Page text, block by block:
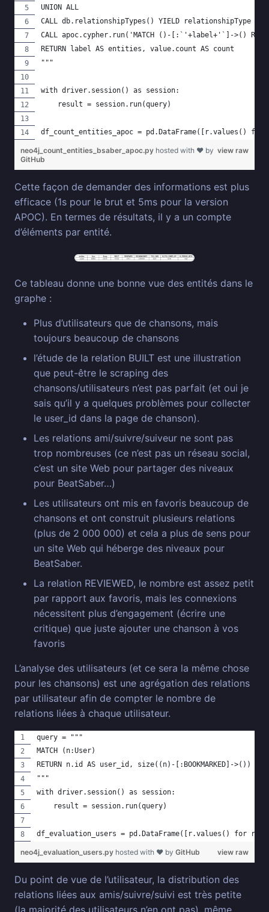
UNION ALL
CALL db.relationshipTypes() YIELD relationshipType as
CALL apoc.cypher.run('MATCH ()-[:`'+label+'`]->()
RETURN label AS entities, value.count AS count
"""
with driver.session() as session:
    result = session.run(query)
df_count_entities_apoc = pd.DataFrame([r.values()
view raw
neo4j_count_entities_bsaber_apoc.py hosted with ❤ by
GitHub
Cette façon de demander des informations est plus
efficace (1s pour le brut et 5ms pour la version
APOC). En termes de résultats, il y a un compte
d’éléments par entité.
Ce tableau donne une bonne vue des entités dans le
graphe :
Plus d’utilisateurs que de chansons, mais
toujours beaucoup de chansons
l’étude de la relation BUILT est une illustration
que peut-être le scraping des
chansons/utilisateurs n’est pas parfait (et oui je
sais qu’il y a quelques problèmes pour collecter
le user_id dans la page de chanson).
Les relations ami/suivre/suiveur ne sont pas
trop nombreuses (ce n’est pas un réseau social,
c’est un site Web pour partager des niveaux
pour BeatSaber…)
Les utilisateurs ont mis en favoris beaucoup de
chansons et ont construit plusieurs relations
(plus de 2 000 000) et cela a plus de sens pour
un site Web qui héberge des niveaux pour
BeatSaber.
La relation REVIEWED, le nombre est assez petit
par rapport aux favoris, mais les connexions
nécessitent plus d’engagement (écrire une
critique) que juste ajouter une chanson à vos
favoris
L’analyse des utilisateurs (et ce sera la même chose
pour les chansons) est une agrégation des relations
par utilisateur afin de compter le nombre de
relations liées à chaque utilisateur.
query = """
MATCH (n:User)
RETURN n.id AS user_id, size((n)-[:BOOKMARKED]->())
"""
with driver.session() as session:
    result = session.run(query)
df_evaluation_users = pd.DataFrame([r.values() for r
view raw
neo4j_evaluation_users.py hosted with ❤ by GitHub
Du point de vue de l’utilisateur, la distribution des
relations liées aux amis/suivre/suivi est très petite